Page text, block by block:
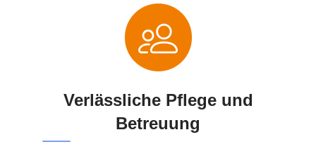
Verlässliche Pflege und
Betreuung